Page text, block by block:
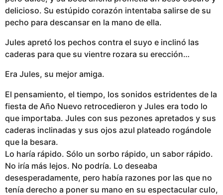
delicioso. Su estúpido corazón intentaba salirse de su
pecho para descansar en la mano de ella.
Jules apretó los pechos contra el suyo e inclinó las
caderas para que su vientre rozara su erección…
Era Jules, su mejor amiga.
El pensamiento, el tiempo, los sonidos estridentes de la
fiesta de Año Nuevo retrocedieron y Jules era todo lo
que importaba. Jules con sus pezones apretados y sus
caderas inclinadas y sus ojos azul plateado rogándole
que la besara.
Lo haría rápido. Sólo un sorbo rápido, un sabor rápido.
No iría más lejos. No podría. Lo deseaba
desesperadamente, pero había razones por las que no
tenía derecho a poner su mano en su espectacular culo,